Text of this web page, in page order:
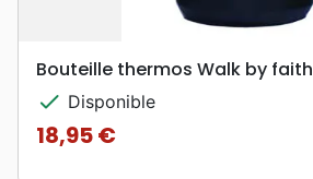
Bouteille thermos Walk by faith
check Disponible
Prix
18,95 €